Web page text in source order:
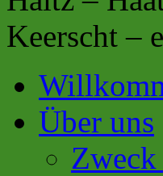
Über uns
Zweck